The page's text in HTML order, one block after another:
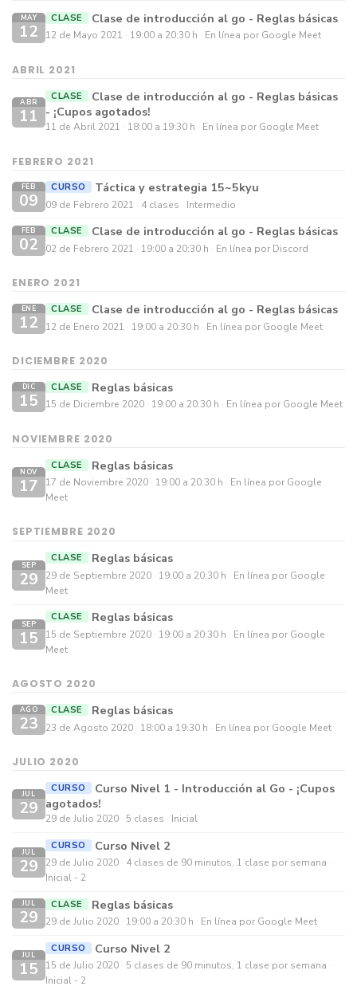
MAY
12
CLASE Clase de introducción al go - Reglas básicas
12 de Mayo 2021 19:00 a 20:30 h En línea por Google Meet
ABRIL 2021
ABR
11
CLASE
Clase de introducción al go - Reglas básicas
- ¡Cupos agotados!
11 de Abril 2021 18:00 a 19:30 h En línea por Google Meet
FEBRERO 2021
FEB
09
CURSO Táctica y estrategia 15~5kyu
09 de Febrero 2021 4 clases Intermedio
FEB
02
CLASE Clase de introducción al go - Reglas básicas
02 de Febrero 2021 19:00 a 20:30 h En línea por Discord
ENERO 2021
ENE
12
CLASE Clase de introducción al go - Reglas básicas
12 de Enero 2021 19:00 a 20:30 h En línea por Google Meet
DICIEMBRE 2020
DIC
15
CLASE Reglas básicas
15 de Diciembre 2020 19:00 a 20:30 h En línea por Google Meet
NOVIEMBRE 2020
NOV
17
CLASE Reglas básicas
17 de Noviembre 2020 19:00 a 20:30 h
En línea por Google
Meet
SEPTIEMBRE 2020
SEP
29
CLASE Reglas básicas
29 de Septiembre 2020 19:00 a 20:30 h
En línea por Google
Meet
SEP
15
CLASE Reglas básicas
15 de Septiembre 2020 19:00 a 20:30 h
En línea por Google
Meet
AGOSTO 2020
AGO
23
CLASE Reglas básicas
23 de Agosto 2020 18:00 a 19:30 h En línea por Google Meet
JULIO 2020
JUL
29
CURSO
Curso Nivel 1 - Introducción al Go - ¡Cupos
agotados!
29 de Julio 2020 5 clases Inicial
JUL
29
CURSO Curso Nivel 2
29 de Julio 2020
4 clases de 90 minutos, 1 clase por semana
Inicial - 2
JUL
29
CLASE Reglas básicas
29 de Julio 2020 19:00 a 20:30 h En línea por Google Meet
JUL
15
CURSO Curso Nivel 2
15 de Julio 2020
5 clases de 90 minutos, 1 clase por semana
Inicial - 2